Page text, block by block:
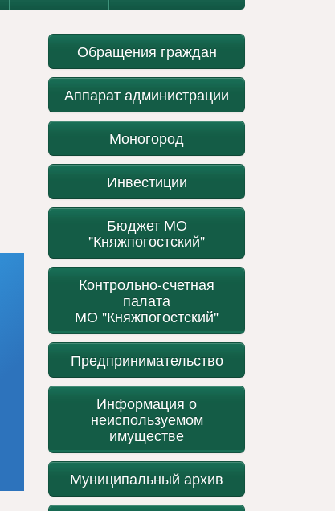
Обращения граждан
Аппарат администрации
Моногород
Инвестиции
Бюджет МО
"Княжпогостский"
Контрольно-счетная
палата
МО "Княжпогостский"
Предпринимательство
Информация о
неиспользуемом
имуществе
Муниципальный архив